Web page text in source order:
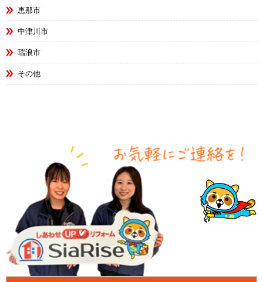
恵那市
中津川市
瑞浪市
その他